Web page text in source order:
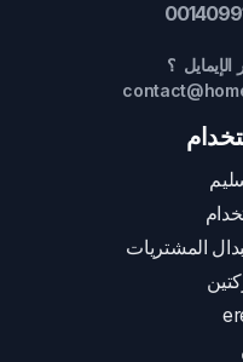
؟
المشتريات